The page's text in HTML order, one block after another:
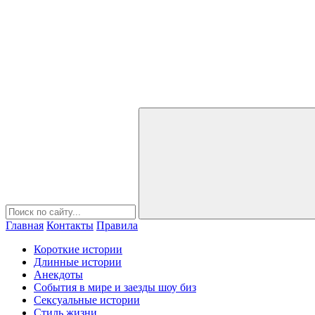
Главная Контакты Правила
Короткие истории
Длинные истории
Анекдоты
События в мире и заезды шоу биз
Сексуальные истории
Стиль жизни